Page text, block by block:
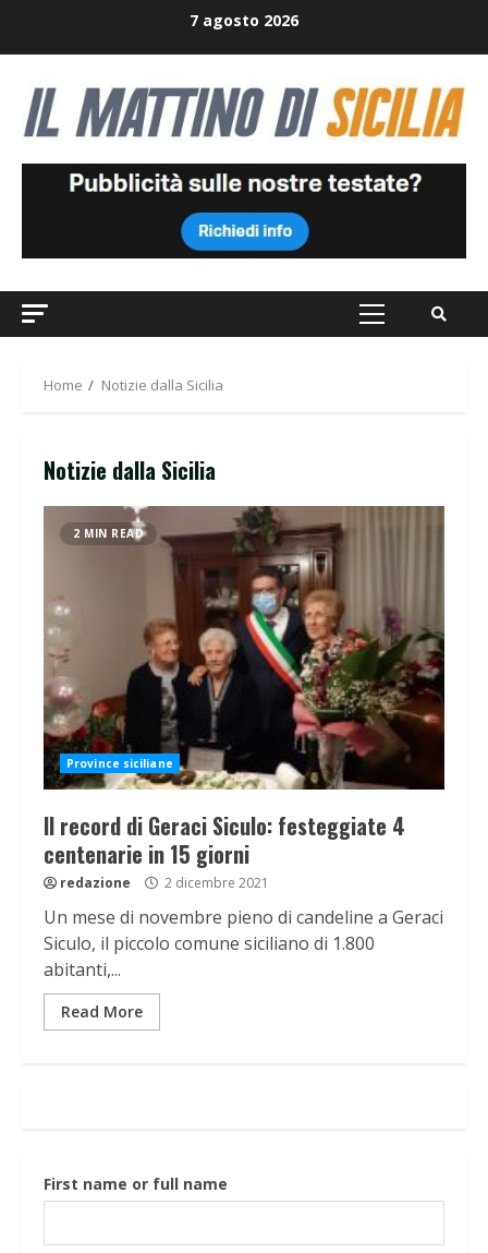
7 agosto 2026
Primary
Home Notizie dalla Sicilia
Notizie dalla Sicilia
2 MIN READ
Province siciliane
Il record di Geraci Siculo: festeggiate 4
centenarie in 15 giorni
redazione 2 dicembre 2021
Un mese di novembre pieno di candeline a Geraci
Siculo, il piccolo comune siciliano di 1.800
abitanti,...
Read More
First name or full name